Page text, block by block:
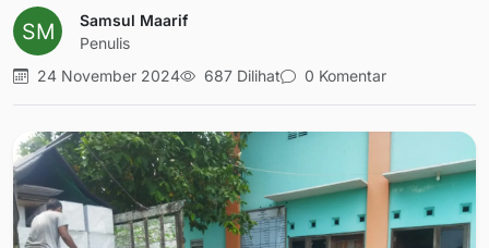
Samsul Maarif
Penulis
24 November 2024
687 Dilihat 0 Komentar